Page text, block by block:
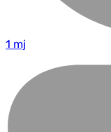
1 mj